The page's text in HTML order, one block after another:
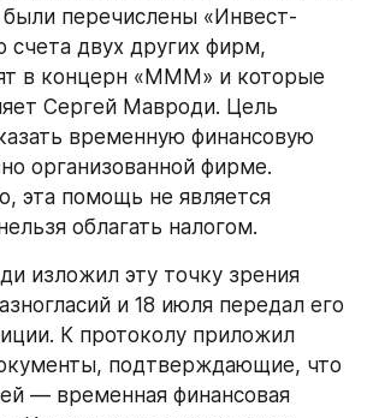
перечислены «Инвест-
счета двух других фирм,
в концерн «МММ» и которые
Сергей Мавроди. Цель
временную финансовую
организованной фирме.
эта помощь не является
облагать налогом.
изложил эту точку зрения
и 18 июля передал его
К протоколу приложил
подтверждающие, что
— временная финансовая